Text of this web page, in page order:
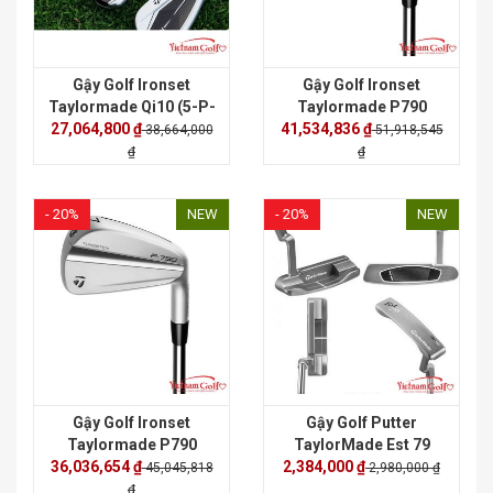
Gậy Golf Ironset
Taylormade Qi10 (5-P-
S),(7 cây)
27,064,800 ₫38,664,000
₫
Gậy Golf Ironset
Taylormade P790
Graphite
41,534,836 ₫51,918,545
₫
- 20% NEW
Gậy Golf Ironset
Taylormade P790
NSPro 950 Neo (4-P)
36,036,654 ₫45,045,818
- 20% NEW
Gậy Golf Putter
TaylorMade Est 79
N15267
2,384,000 ₫2,980,000 ₫